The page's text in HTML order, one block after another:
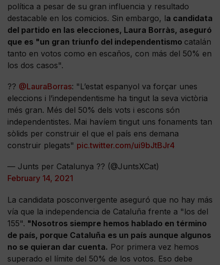
política a pesar de su gran influencia y resultado
destacable en los comicios. Sin embargo, la candidata
del partido en las elecciones, Laura Borràs, aseguró
que es "un gran triunfo del independentismo catalán
tanto en votos como en escaños, con más del 50% en
los dos casos".
?? @LauraBorras: "L’estat espanyol va forçar unes
eleccions i l’independentisme ha tingut la seva victòria
més gran. Més del 50% dels vots i escons són
independentistes. Mai havíem tingut uns fonaments tan
sòlids per construir el que el país ens demana
construir plegats" pic.twitter.com/ui9bJtBJr4
— Junts per Catalunya ?? (@JuntsXCat)
February 14, 2021
La candidata posconvergente aseguró que no hay más
vía que la independencia de Cataluña frente a "los del
155". "Nosotros siempre hemos hablado en término
de país, porque Cataluña es un país aunque algunos
no se quieran dar cuenta. Por primera vez hemos
superado el límite del 50% de los votos. Eso debe